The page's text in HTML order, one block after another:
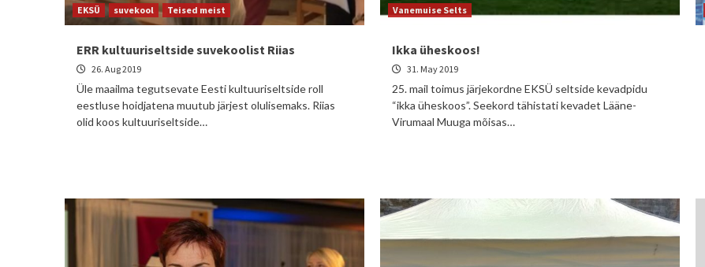
EKSÜ suvekool Teised meist
ERR kultuuriseltside suvekoolist Riias
26. Aug 2019
Üle maailma tegutsevate Eesti kultuuriseltside roll
eestluse hoidjatena muutub järjest olulisemaks. Riias
olid koos kultuuriseltside…
Vanemuise Selts
Ikka üheskoos!
31. May 2019
25. mail toimus järjekordne EKSÜ seltside kevadpidu
“ikka üheskoos”. Seekord tähistati kevadet Lääne-
Virumaal Muuga mõisas…